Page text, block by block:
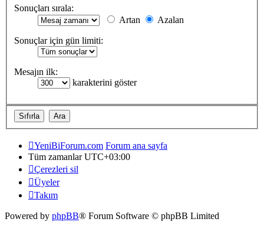
Sonuçları sırala:
Artan
Azalan
Sonuçlar için gün limiti:
Mesajın ilk:
karakterini göster
YeniBiForum.com Forum ana sayfa
Tüm zamanlarUTC+03:00
Çerezleri sil
Üyeler
Takım
Powered by phpBB® Forum Software © phpBB Limited